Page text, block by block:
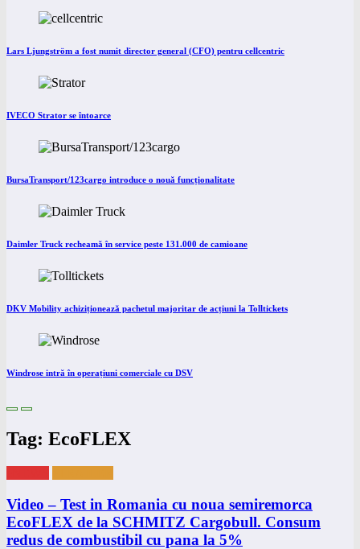
Lars Ljungström a fost numit director general (CFO) pentru cellcentric
IVECO Strator se întoarce
BursaTransport/123cargo introduce o nouă funcționalitate
Daimler Truck recheamă în service peste 131.000 de camioane
DKV Mobility achiziționează pachetul majoritar de acțiuni la Tolltickets
Windrose intră în operațiuni comerciale cu DSV
Tag: EcoFLEX
Video – Test in Romania cu noua semiremorca
EcoFLEX de la SCHMITZ Cargobull. Consum
redus de combustibil cu pana la 5%